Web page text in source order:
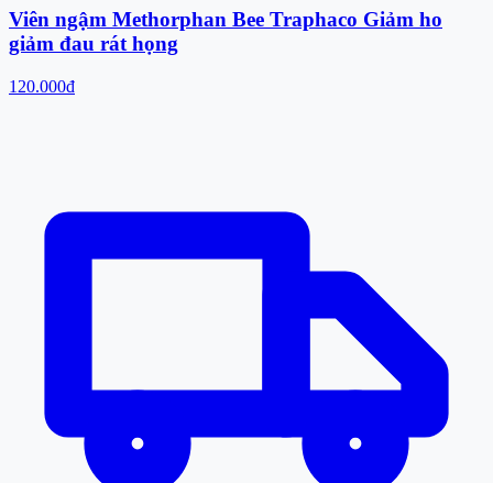
Viên ngậm Methorphan Bee Traphaco Giảm ho
giảm đau rát họng
120.000đ